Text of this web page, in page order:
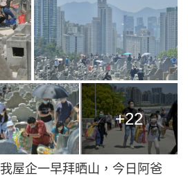
+22
屋企一早拜晒山，今日阿爸